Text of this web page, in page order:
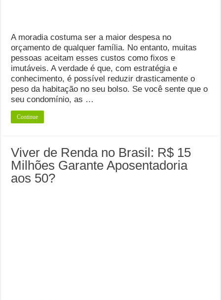
A moradia costuma ser a maior despesa no
orçamento de qualquer família. No entanto, muitas
pessoas aceitam esses custos como fixos e
imutáveis. A verdade é que, com estratégia e
conhecimento, é possível reduzir drasticamente o
peso da habitação no seu bolso. Se você sente que o
seu condomínio, as …
Continue
Viver de Renda no Brasil: R$ 15
Milhões Garante Aposentadoria
aos 50?